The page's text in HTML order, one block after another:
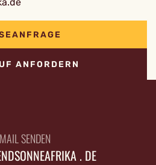
ANFORDERN
SENDEN
. DE